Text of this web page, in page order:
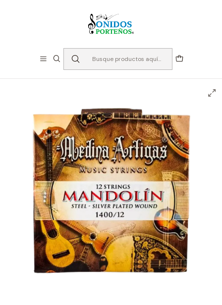
Cuerdas para Mandolina
1400/12